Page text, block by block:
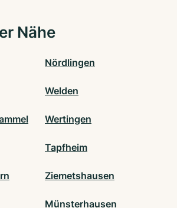
Nähe
Nördlingen
Welden
Wertingen
Tapfheim
Ziemetshausen
Münsterhausen